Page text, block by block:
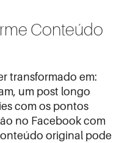
Conteúdo
transformado em:
um post longo
com os pontos
no Facebook com
original pode